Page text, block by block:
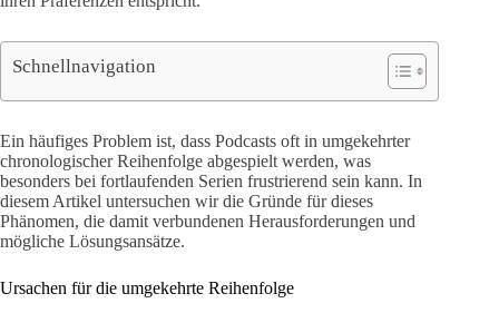
Schnellnavigation
Ein häufiges Problem ist, dass Podcasts oft in umgekehrter
chronologischer Reihenfolge abgespielt werden, was
besonders bei fortlaufenden Serien frustrierend sein kann. In
diesem Artikel untersuchen wir die Gründe für dieses
Phänomen, die damit verbundenen Herausforderungen und
mögliche Lösungsansätze.
Ursachen für die umgekehrte Reihenfolge